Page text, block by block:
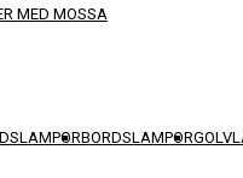
MED MOSSA
BORDSLAMPOR